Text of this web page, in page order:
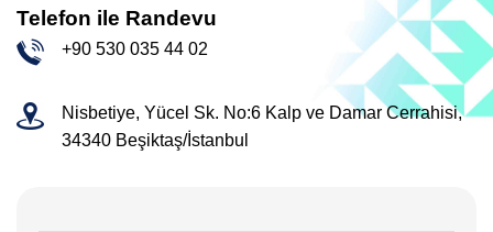
Telefon ile Randevu
+90 530 035 44 02
Nisbetiye, Yücel Sk. No:6 Kalp ve Damar Cerrahisi,
34340 Beşiktaş/İstanbul